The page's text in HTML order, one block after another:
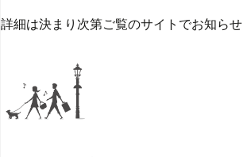
詳細は決まり次第ご覧のサイトでお知らせ